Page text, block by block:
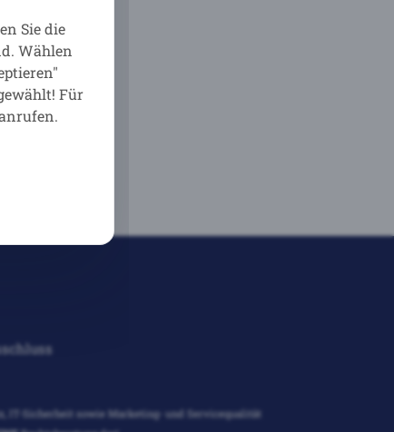
IT-Sicherheit sowie Marketing- und Servicequalität
Sie die
Wählen
Für